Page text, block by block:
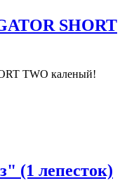
SHORT
TWO каленый!
(1 лепесток)